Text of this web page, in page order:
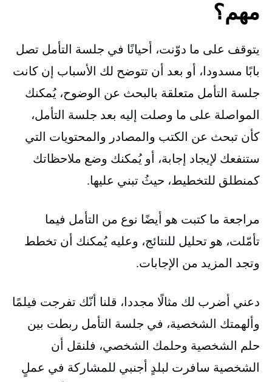
مهم؟
يتوقف على ما دوّنت، أحيانًا في جلسة التأمل تصل
بابًا مسدودا، أو بعد أن تتوضح لك الأسباب إن كانت
جلسة التأمل متعلقة بالبحث عن الوضوح، يُمكنك
المواصلة على ما وصلت إليه بعد جلسة التأمل،
كأن تبحث عن الكتب والمصادر والمحتويات التي
ستنفعك لإيجاد إجابة، أو يُمكنك وضع ملاحظاتك
كمنطلق للتخطيط، حيثُ تبني عليها.
مراجعة ما كتبت هو أيضًا نوع من التأمل فيما
تأمّلت، هو تحليل للنتائج، وعليه يُمكنك أن تخطط
وتجد المزيد من الإجابات.
دعني أضرب لك مثالًا مجددا، قلنا أنّك تفرجت فيلمًا
وألهمتك الشخصية، في جلسة التأمل ربطت بين
حلم الشخصية وحلمك الشخصي، فلنقل أن
الشخصية سافرت لبلدٍ أجنبي للمشاركة في عملٍ